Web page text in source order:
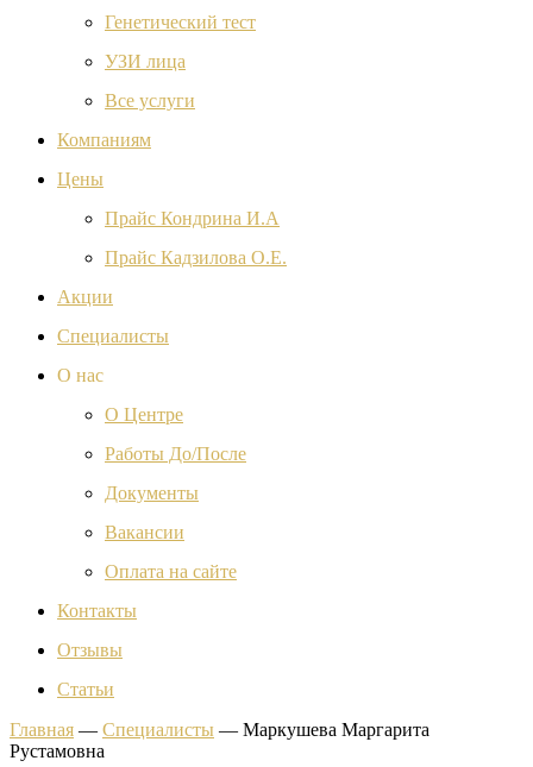
Генетический тест
УЗИ лица
Все услуги
Компаниям
Цены
Прайс Кондрина И.А
Прайс Кадзилова О.Е.
Акции
Специалисты
О нас
О Центре
Работы До/После
Документы
Вакансии
Оплата на сайте
Контакты
Отзывы
Статьи
Главная — Специалисты — Маркушева Маргарита
Рустамовна